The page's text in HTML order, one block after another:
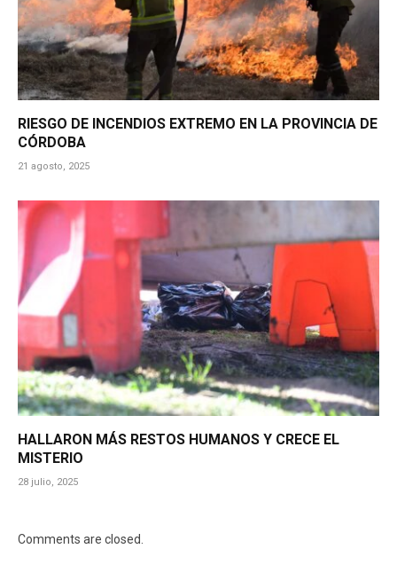
RIESGO DE INCENDIOS EXTREMO EN LA PROVINCIA DE
CÓRDOBA
21 agosto, 2025
HALLARON MÁS RESTOS HUMANOS Y CRECE EL
MISTERIO
28 julio, 2025
Comments are closed.